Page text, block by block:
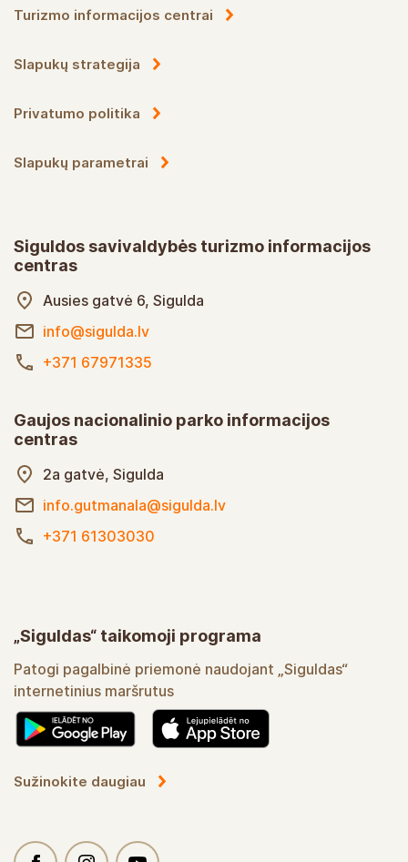
Turizmo informacijos centrai
Slapukų strategija
Privatumo politika
Slapukų parametrai
Siguldos savivaldybės turizmo informacijos
centras
Ausies gatvė 6, Sigulda
info@sigulda.lv
+371 67971335
Gaujos nacionalinio parko informacijos
centras
2a gatvė, Sigulda
info.gutmanala@sigulda.lv
+371 61303030
„Siguldas“ taikomoji programa
Patogi pagalbinė priemonė naudojant „Siguldas“
internetinius maršrutus
Sužinokite daugiau